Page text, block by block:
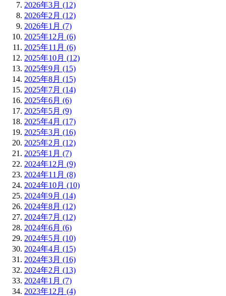
2026年3月 (12)
2026年2月 (12)
2026年1月 (7)
2025年12月 (6)
2025年11月 (6)
2025年10月 (12)
2025年9月 (15)
2025年8月 (15)
2025年7月 (14)
2025年6月 (6)
2025年5月 (9)
2025年4月 (17)
2025年3月 (16)
2025年2月 (12)
2025年1月 (7)
2024年12月 (9)
2024年11月 (8)
2024年10月 (10)
2024年9月 (14)
2024年8月 (12)
2024年7月 (12)
2024年6月 (6)
2024年5月 (10)
2024年4月 (15)
2024年3月 (16)
2024年2月 (13)
2024年1月 (7)
2023年12月 (4)